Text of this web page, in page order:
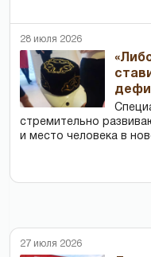
28 июля 2026
стремительно
и место человека в
27 июля 2026